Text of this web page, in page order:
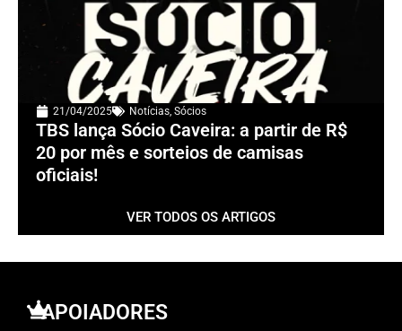
21/04/2025 Notícias, Sócios
TBS lança Sócio Caveira: a partir de R$
20 por mês e sorteios de camisas
oficiais!
VER TODOS OS ARTIGOS
APOIADORES